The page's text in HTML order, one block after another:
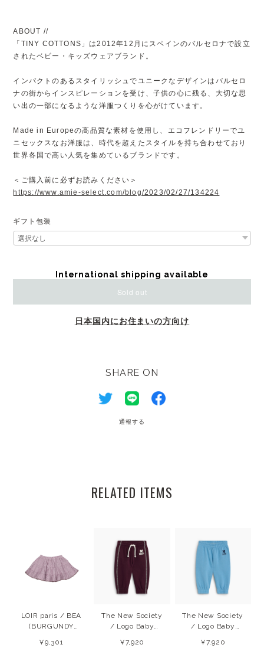
ABOUT //
「TINY COTTONS」は2012年12月にスペインのバルセロナで設立
されたベビー・キッズウェアブランド。
インパクトのあるスタイリッシュでユニークなデザインはバルセロ
ナの街からインスピレーションを受け、子供の心に残る、大切な思
い出の一部になるような洋服つくりを心がけています。
Made in Europeの高品質な素材を使用し、エコフレンドリーでユ
ニセックスなお洋服は、時代を超えたスタイルを持ち合わせており
世界各国で高い人気を集めているブランドです。
＜ご購入前に必ずお読みください＞
https://www.amie-select.com/blog/2023/02/27/134224
ギフト包装
International shipping available
Sold out
日本国内にお住まいの方向け
SHARE ON
通報する
RELATED ITEMS
LOIR paris / BEA
(BURGUNDY
¥9,301
The New Society
/ Logo Baby
Winetasting
¥7,920
The New Society
/ Logo Baby
(Cyaneus) 26AW
¥7,920